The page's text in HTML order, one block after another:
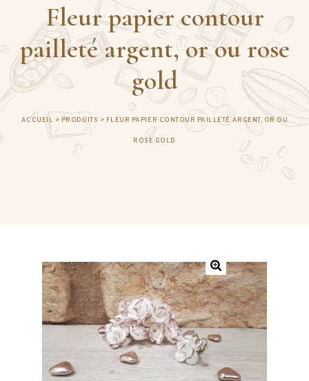
Fleur papier contour
pailleté argent, or ou rose
gold
ACCUEIL > PRODUITS > FLEUR PAPIER CONTOUR PAILLETÉ ARGENT, OR OU
ROSE GOLD